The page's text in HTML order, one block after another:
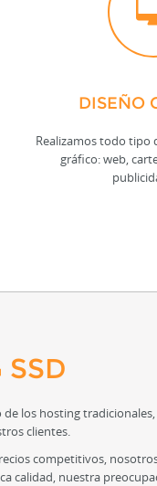
DISEÑO
Realizamos todo tipo
gráfico: web,
SSD
los hosting
clientes.
competitivos,
calidad, nuestra